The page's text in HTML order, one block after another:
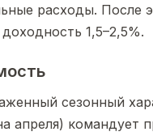
расходы. После
1,5–2,5%.
сезонный
апреля) командует